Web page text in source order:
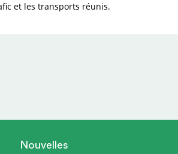
et les transports réunis.
Nouvelles